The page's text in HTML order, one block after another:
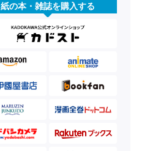
紙の本・雑誌を購入する